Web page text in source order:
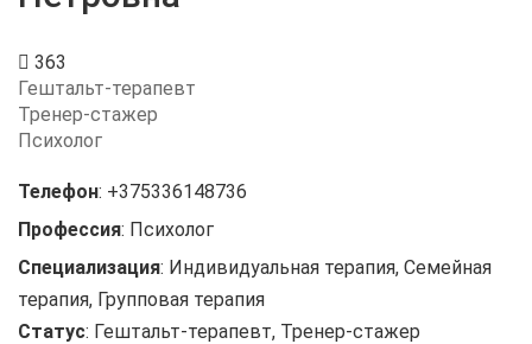
363
Гештальт-терапевт
Тренер-стажер
Психолог
Телефон: +375336148736
Профессия: Психолог
Специализация: Индивидуальная терапия, Семейная
терапия, Групповая терапия
Статус: Гештальт-терапевт, Тренер-стажер